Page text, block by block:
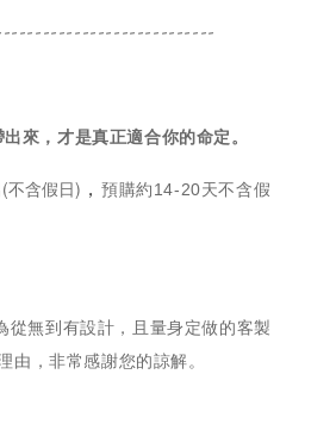
來，才是真正適合你的命定。
(不含假日) ， 預購約14-20天不含假
無到有設計，且量身定做的客製
由，非常感謝您的諒解。